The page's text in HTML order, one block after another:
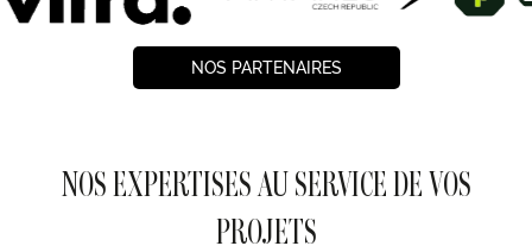
NOS PARTENAIRES
NOS EXPERTISES AU SERVICE DE VOS
PROJETS